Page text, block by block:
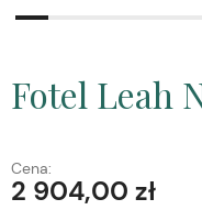
Fotel Leah
Cena:
2 904,00 zł